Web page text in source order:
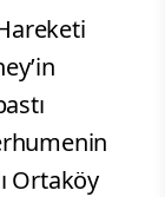
Ortaköy